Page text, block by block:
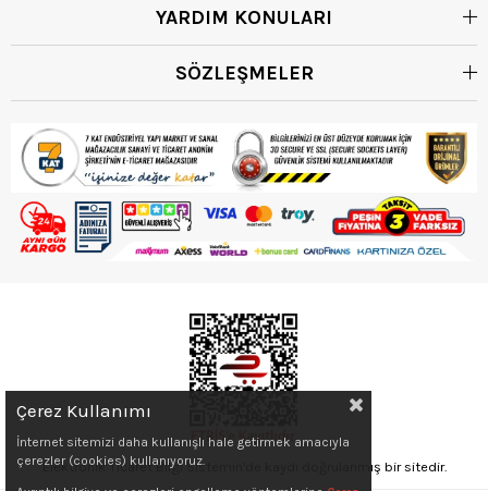
YARDIM KONULARI
SÖZLEŞMELER
Elektronik Ticaret Bilgi Sistemin'de kaydı doğrulanmış bir sitedir.
Çerez Kullanımı
İnternet sitemizi daha kullanışlı hale getirmek amacıyla
çerezler (cookies) kullanıyoruz.